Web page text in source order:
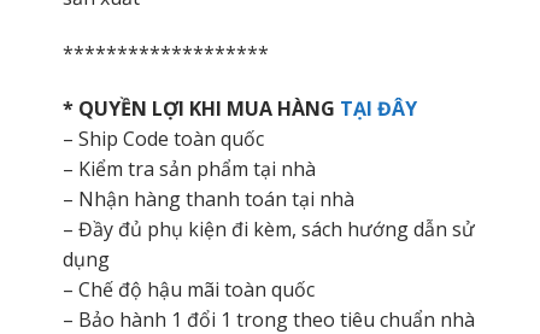
*******************
* QUYỀN LỢI KHI MUA HÀNG TẠI ĐÂY
– Ship Code toàn quốc
– Kiểm tra sản phẩm tại nhà
– Nhận hàng thanh toán tại nhà
– Đầy đủ phụ kiện đi kèm, sách hướng dẫn sử
dụng
– Chế độ hậu mãi toàn quốc
– Bảo hành 1 đổi 1 trong theo tiêu chuẩn nhà